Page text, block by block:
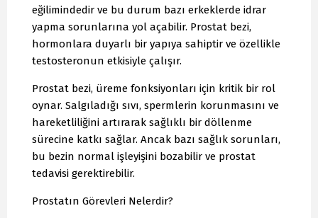
eğilimindedir ve bu durum bazı erkeklerde idrar
yapma sorunlarına yol açabilir. Prostat bezi,
hormonlara duyarlı bir yapıya sahiptir ve özellikle
testosteronun etkisiyle çalışır.
Prostat bezi, üreme fonksiyonları için kritik bir rol
oynar. Salgıladığı sıvı, spermlerin korunmasını ve
hareketliliğini artırarak sağlıklı bir döllenme
sürecine katkı sağlar. Ancak bazı sağlık sorunları,
bu bezin normal işleyişini bozabilir ve prostat
tedavisi gerektirebilir.
Prostatın Görevleri Nelerdir?